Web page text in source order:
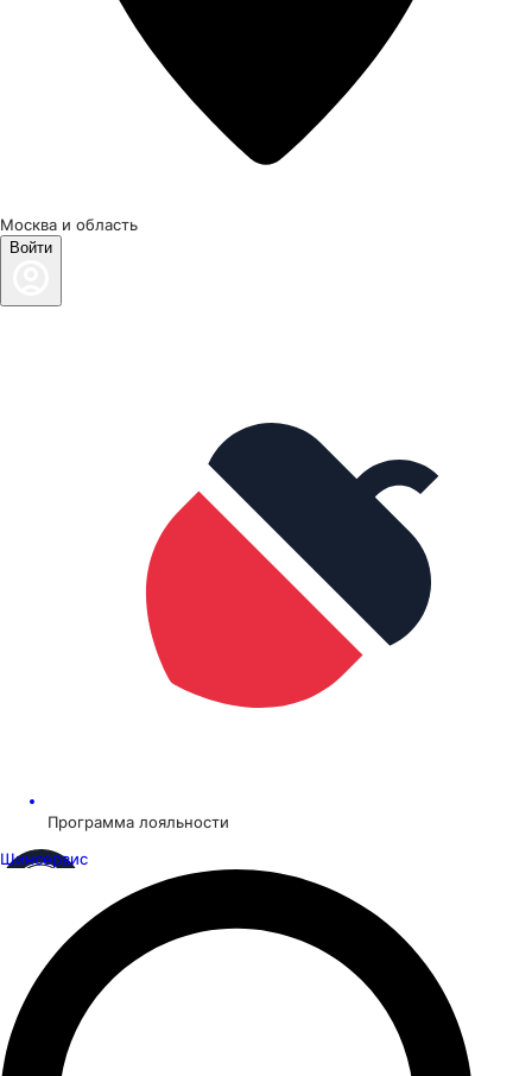
Москва и область
Войти
Программа лояльности
Шинсервис